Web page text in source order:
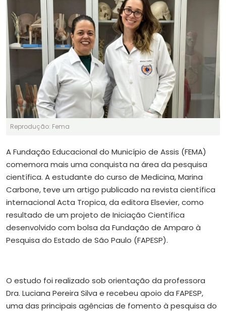
Reprodução: Fema
A Fundação Educacional do Município de Assis (FEMA)
comemora mais uma conquista na área da pesquisa
científica. A estudante do curso de Medicina, Marina
Carbone, teve um artigo publicado na revista científica
internacional Acta Tropica, da editora Elsevier, como
resultado de um projeto de Iniciação Científica
desenvolvido com bolsa da Fundação de Amparo à
Pesquisa do Estado de São Paulo (FAPESP).
O estudo foi realizado sob orientação da professora
Dra. Luciana Pereira Silva e recebeu apoio da FAPESP,
uma das principais agências de fomento à pesquisa do